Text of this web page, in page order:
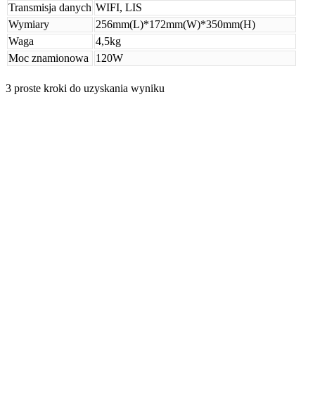
Transmisja danych WIFI, LIS
Wymiary
256mm(L)*172mm(W)*350mm(H)
Waga
4,5kg
Moc znamionowa
120W
3 proste kroki do uzyskania wyniku